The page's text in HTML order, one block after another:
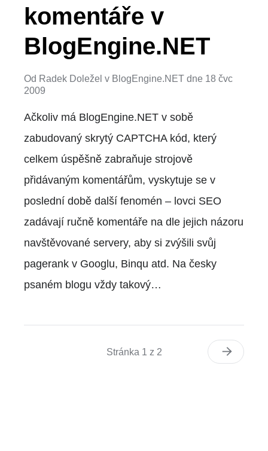
komentáře v
BlogEngine.NET
Od Radek Doležel v BlogEngine.NET dne 18 čvc
2009
Ačkoliv má BlogEngine.NET v sobě
zabudovaný skrytý CAPTCHA kód, který
celkem úspěšně zabraňuje strojově
přidávaným komentářům, vyskytuje se v
poslední době další fenomén – lovci SEO
zadávají ručně komentáře na dle jejich názoru
navštěvované servery, aby si zvýšili svůj
pagerank v Googlu, Binqu atd. Na česky
psaném blogu vždy takový…
Stránka 1 z 2